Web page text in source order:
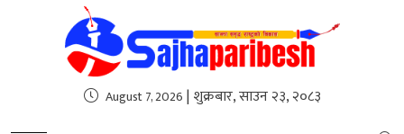
sweet bonanza
August 7, 2026 | शुक्रबार, साउन २३, २०८३